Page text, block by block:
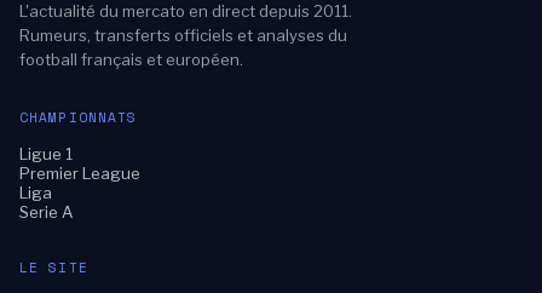
L'actualité du mercato en direct depuis 2011.
Rumeurs, transferts officiels et analyses du
football français et européen.
CHAMPIONNATS
Ligue 1
Premier League
Liga
Serie A
LE SITE